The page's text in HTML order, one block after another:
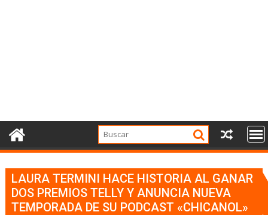
LAURA TERMINI HACE HISTORIA AL GANAR
DOS PREMIOS TELLY Y ANUNCIA NUEVA
TEMPORADA DE SU PODCAST «CHICANOL»